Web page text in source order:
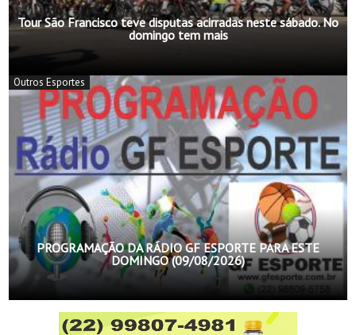
Tour São Francisco teve disputas acirradas neste sábado. No
domingo tem mais
Outros Esportes
PROGRAMAÇÃO DA RÁDIO GF ESPORTE PARA ESTE
DOMINGO (09/08/2026)